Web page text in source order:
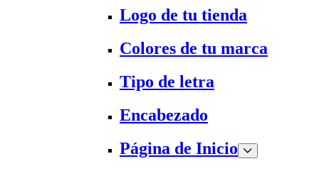
Logo de tu tienda
Colores de tu marca
Tipo de letra
Encabezado
Página de Inicio